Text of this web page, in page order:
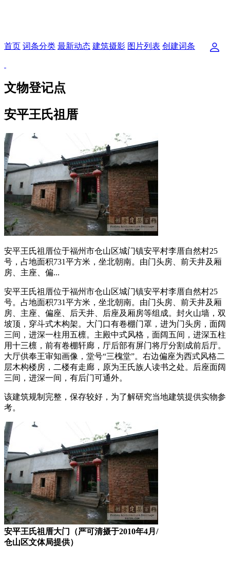
首页 词条分类 最新动态 建筑摄影 图片列表 创建词条
文物登记点
安平王氏祖厝
安平王氏祖厝位于福州市仓山区城门镇安平村李厝自然村25
号，占地面积731平方米，坐北朝南。由门头房、前天井及厢
房、主座、偏...
安平王氏祖厝位于福州市仓山区城门镇安平村李厝自然村25
号。占地面积731平方米，坐北朝南。由门头房、前天井及厢
房、主座、偏座、后天井、后座及厢房等组成。封火山墙，双
坡顶，穿斗式木构架。大门口有卷棚门罩，进为门头房，面阔
三间，进深一柱用五檩。主殿中式风格，面阔五间，进深五柱
用十三檩，前有卷棚轩廊，厅后部有屏门将厅分割成前后厅。
大厅供奉王审知画像，堂号“三槐堂”。右边偏座为西式风格二
层木构楼房，二楼有走廊，原为王氏族人读书之处。后座面阔
三间，进深一间，有后门可通外。
该建筑规制完整，保存较好，为了解研究当地建筑提供实物参
考。
安平王氏祖厝大门（严可清摄于2010年4月/
仓山区文体局提供）